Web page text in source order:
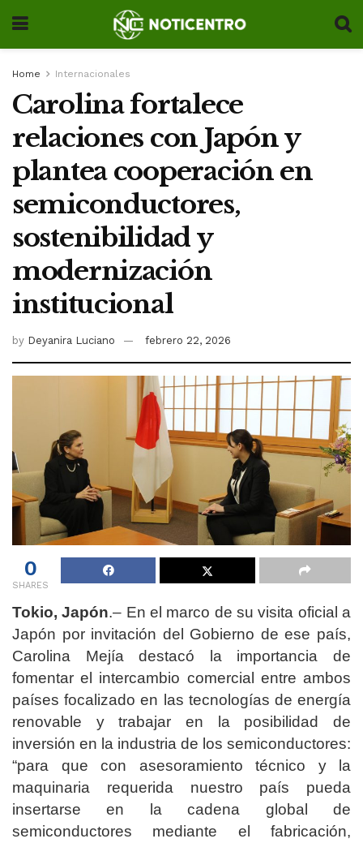
Home Internacionales
Carolina fortalece
relaciones con Japón y
plantea cooperación en
semiconductores,
sostenibilidad y
modernización
institucional
by Deyanira Luciano febrero 22, 2026
0
SHARES
Tokio, Japón.– En el marco de su visita oficial a
Japón por invitación del Gobierno de ese país,
Carolina Mejía destacó la importancia de
fomentar el intercambio comercial entre ambos
países focalizado en las tecnologías de energía
renovable y trabajar en la posibilidad de
inversión en la industria de los semiconductores:
“para que con asesoramiento técnico y la
maquinaria requerida nuestro país pueda
insertarse en la cadena global de
semiconductores mediante el fabricación,